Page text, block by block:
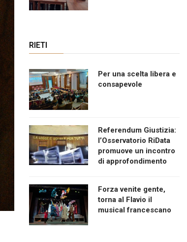
RIETI
Per una scelta libera e
consapevole
Referendum Giustizia:
l’Osservatorio RiData
promuove un incontro
di approfondimento
Forza venite gente,
torna al Flavio il
musical francescano